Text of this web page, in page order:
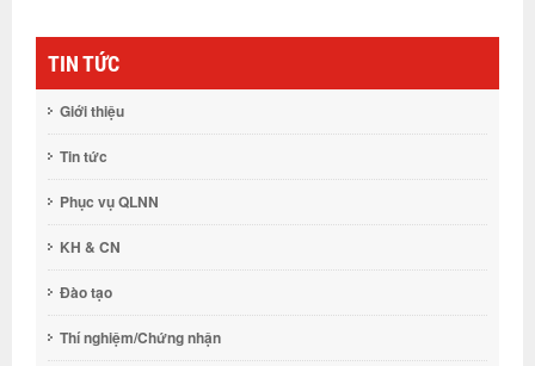
TIN TỨC
Giới thiệu
Tin tức
Phục vụ QLNN
KH & CN
Đào tạo
Thí nghiệm/Chứng nhận